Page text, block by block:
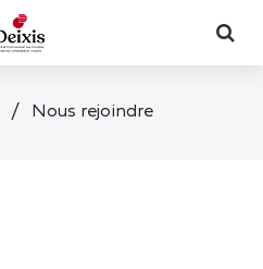
/ Nous rejoindre